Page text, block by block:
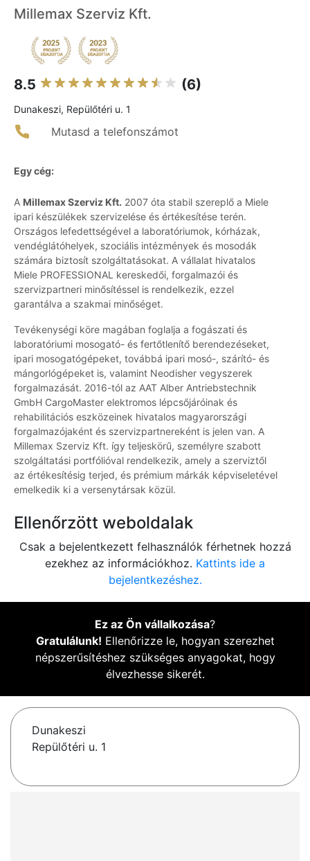
Millemax Szerviz Kft.
8.5 (6)
Dunakeszi, Repülőtéri u. 1
Mutasd a telefonszámot
Egy cég:
A Millemax Szerviz Kft. 2007 óta stabil szereplő a Miele
ipari készülékek szervizelése és értékesítése terén.
Országos lefedettségével a laboratóriumok, kórházak,
vendéglátóhelyek, szociális intézmények és mosodák
számára biztosít szolgáltatásokat. A vállalat hivatalos
Miele PROFESSIONAL kereskedői, forgalmazói és
szervizpartneri minősítéssel is rendelkezik, ezzel
garantálva a szakmai minőséget.
Tevékenységi köre magában foglalja a fogászati és
laboratóriumi mosogató- és fertőtlenítő berendezéseket,
ipari mosogatógépeket, továbbá ipari mosó-, szárító- és
mángorlógépeket is, valamint Neodisher vegyszerek
forgalmazását. 2016-tól az AAT Alber Antriebstechnik
GmbH CargoMaster elektromos lépcsőjáróinak és
rehabilitációs eszközeinek hivatalos magyarországi
forgalmazójaként és szervizpartnereként is jelen van. A
Millemax Szerviz Kft. így teljeskörű, személyre szabott
szolgáltatási portfólióval rendelkezik, amely a szerviztől
az értékesítésig terjed, és prémium márkák képviseletével
emelkedik ki a versenytársak közül.
Ellenőrzött weboldalak
Csak a bejelentkezett felhasználók férhetnek hozzá
ezekhez az információkhoz. Kattints ide a
bejelentkezéshez.
Ez az Ön vállalkozása?
Gratulálunk! Ellenőrizze le, hogyan szerezhet
népszerűsítéshez szükséges anyagokat, hogy
élvezhesse sikerét.
Dunakeszi
Repülőtéri u. 1